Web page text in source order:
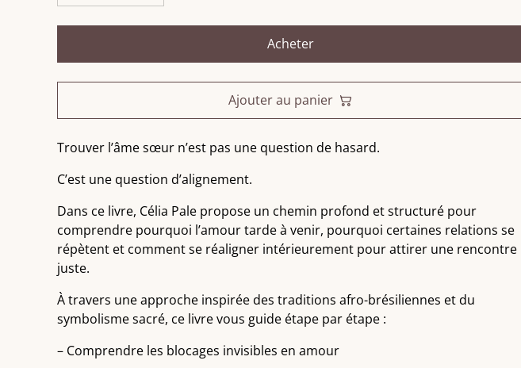
Acheter
Ajouter au panier
Trouver l’âme sœur n’est pas une question de hasard.
C’est une question d’alignement.
Dans ce livre, Célia Pale propose un chemin profond et structuré pour
comprendre pourquoi l’amour tarde à venir, pourquoi certaines relations se
répètent et comment se réaligner intérieurement pour attirer une rencontre
juste.
À travers une approche inspirée des traditions afro-brésiliennes et du
symbolisme sacré, ce livre vous guide étape par étape :
– Comprendre les blocages invisibles en amour